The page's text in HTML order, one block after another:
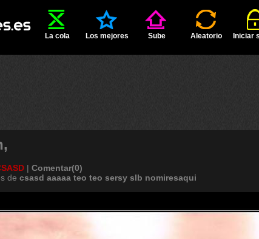
La cola Los mejores Sube Aleatorio Iniciar
| Comentar(0)
de csasd aaaaa teo teo sersy slb nomiresaqui